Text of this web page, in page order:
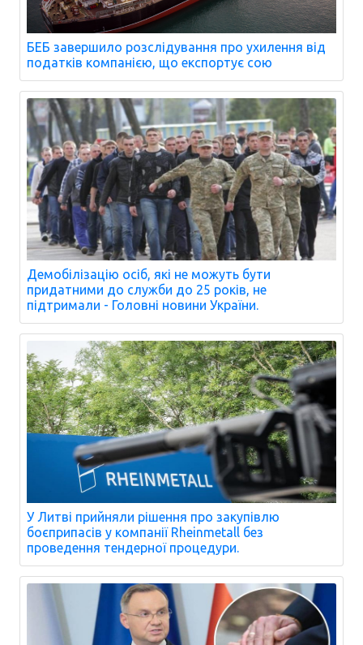
БЕБ завершило розслідування про ухилення від
податків компанією, що експортує сою
Демобілізацію осіб, які не можуть бути
придатними до служби до 25 років, не
підтримали - Головні новини України.
У Литві прийняли рішення про закупівлю
боєприпасів у компанії Rheinmetall без
проведення тендерної процедури.